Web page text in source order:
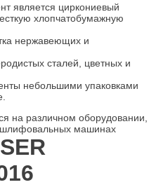
является циркониевый
хлопчатобумажную
нержавеющих и
сталей, цветных и
небольшими упаковками
на различном оборудовании,
машинах